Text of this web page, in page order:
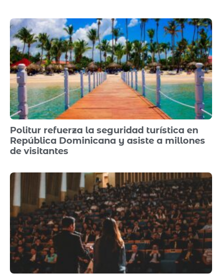
Politur refuerza la seguridad turística en
República Dominicana y asiste a millones
de visitantes